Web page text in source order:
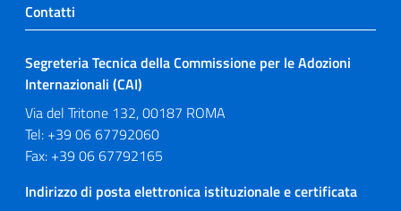
Contatti
Segreteria Tecnica della Commissione per le Adozioni
Internazionali (CAI)
Via del Tritone 132, 00187 ROMA
Tel: +39 06 67792060
Fax: +39 06 67792165
Indirizzo di posta elettronica istituzionale e certificata